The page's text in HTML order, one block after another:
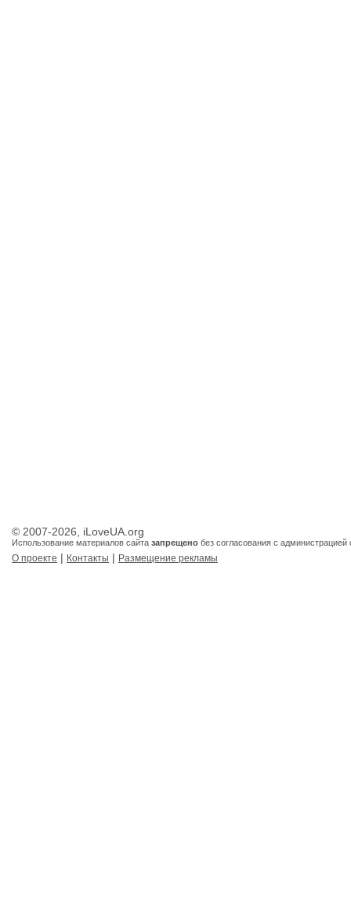
© 2007-2026, iLoveUA.org
Использование материалов сайта запрещено без согласования с администрацией
О проекте | Контакты | Размещение рекламы